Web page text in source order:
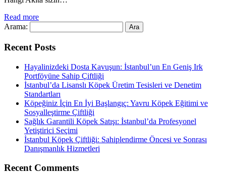
Read more
Arama:
Recent Posts
Hayalinizdeki Dosta Kavuşun: İstanbul’un En Geniş Irk
Portföyüne Sahip Çiftliği
İstanbul’da Lisanslı Köpek Üretim Tesisleri ve Denetim
Standartları
Köpeğiniz İçin En İyi Başlangıç: Yavru Köpek Eğitimi ve
Sosyalleştirme Çiftliği
Sağlık Garantili Köpek Satışı: İstanbul’da Profesyonel
Yetiştirici Seçimi
İstanbul Köpek Çiftliği: Sahiplendirme Öncesi ve Sonrası
Danışmanlık Hizmetleri
Recent Comments